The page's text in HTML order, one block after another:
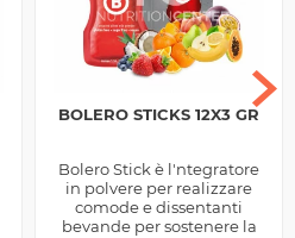
BOLERO STICKS 12X3 GR
Bolero Stick è l'ntegratore
in polvere per realizzare
comode e dissentanti
bevande per sostenere la